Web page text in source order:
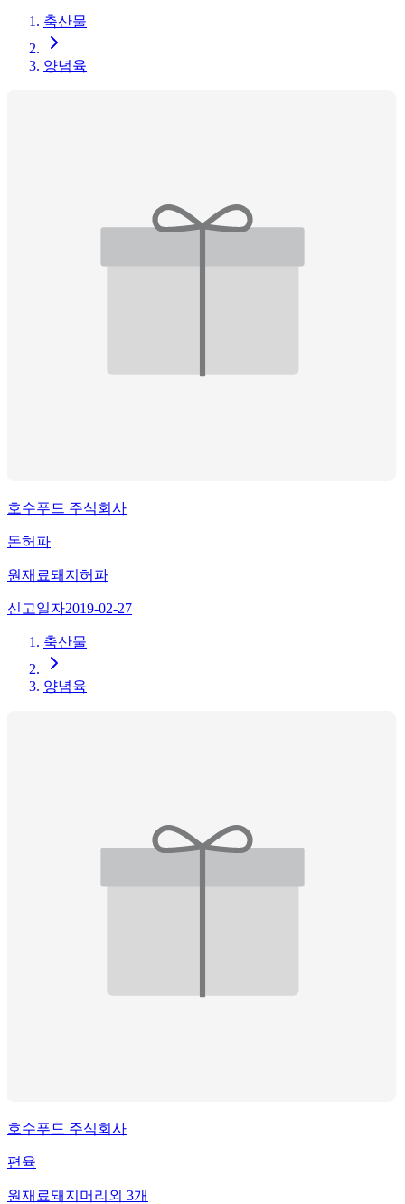
축산물
양념육
호수푸드 주식회사
돈허파
원재료돼지허파
신고일자2019-02-27
축산물
양념육
호수푸드 주식회사
편육
원재료돼지머리 외 3개